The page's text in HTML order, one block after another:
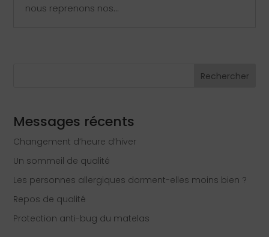
nous reprenons nos...
Rechercher
Messages récents
Changement d’heure d’hiver
Un sommeil de qualité
Les personnes allergiques dorment-elles moins bien ?
Repos de qualité
Protection anti-bug du matelas